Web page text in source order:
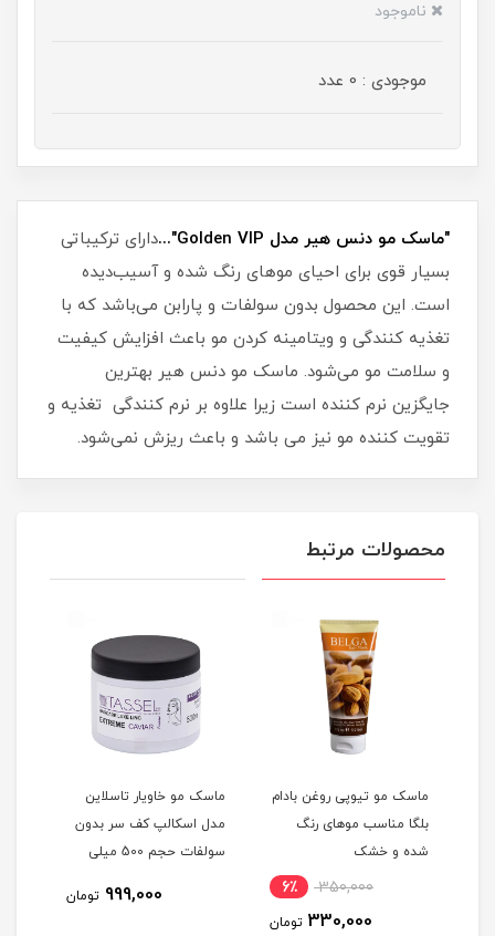
ناموجود
موجودی : 0 عدد
"ماسک مو دنس هیر مدل Golden VIP"...
دارای ترکیباتی
بسیار قوی برای احیای موهای رنگ شده و آسیب‌دیده
است. این محصول بدون سولفات و پارابن می‌باشد که با
تغذیه کنندگی و ویتامینه کردن مو باعث افزایش کیفیت
و سلامت مو می‌شود. ماسک مو دنس هیر بهترین
جایگزین نرم کننده است زیرا علاوه بر نرم کنندگی تغذیه و
تقویت کننده مو نیز می باشد و باعث ریزش نمی‌شود.
محصولات مرتبط
ماسک مو تیوپی روغن بادام
بلگا مناسب موهای رنگ
شده و خشک
350,000 6٪
330,000 تومان
ماسک مو خاویار تاسلاین
مدل اسکالپ کف سر بدون
سولفات حجم 500 میلی
999,000 تومان